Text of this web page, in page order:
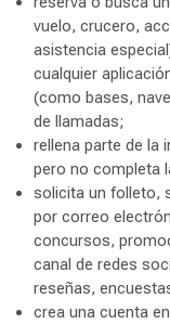
vuelo, crucero,
asistencia
cualquier
(como bases,
de llamadas;
rellena parte de la
pero no completa
solicita un folleto,
por correo
concursos,
canal de redes
reseñas,
crea una cuenta